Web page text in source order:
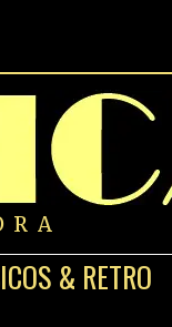
& RETRO